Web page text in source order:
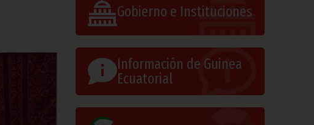
Gobierno e Instituciones
Información de Guinea
Ecuatorial